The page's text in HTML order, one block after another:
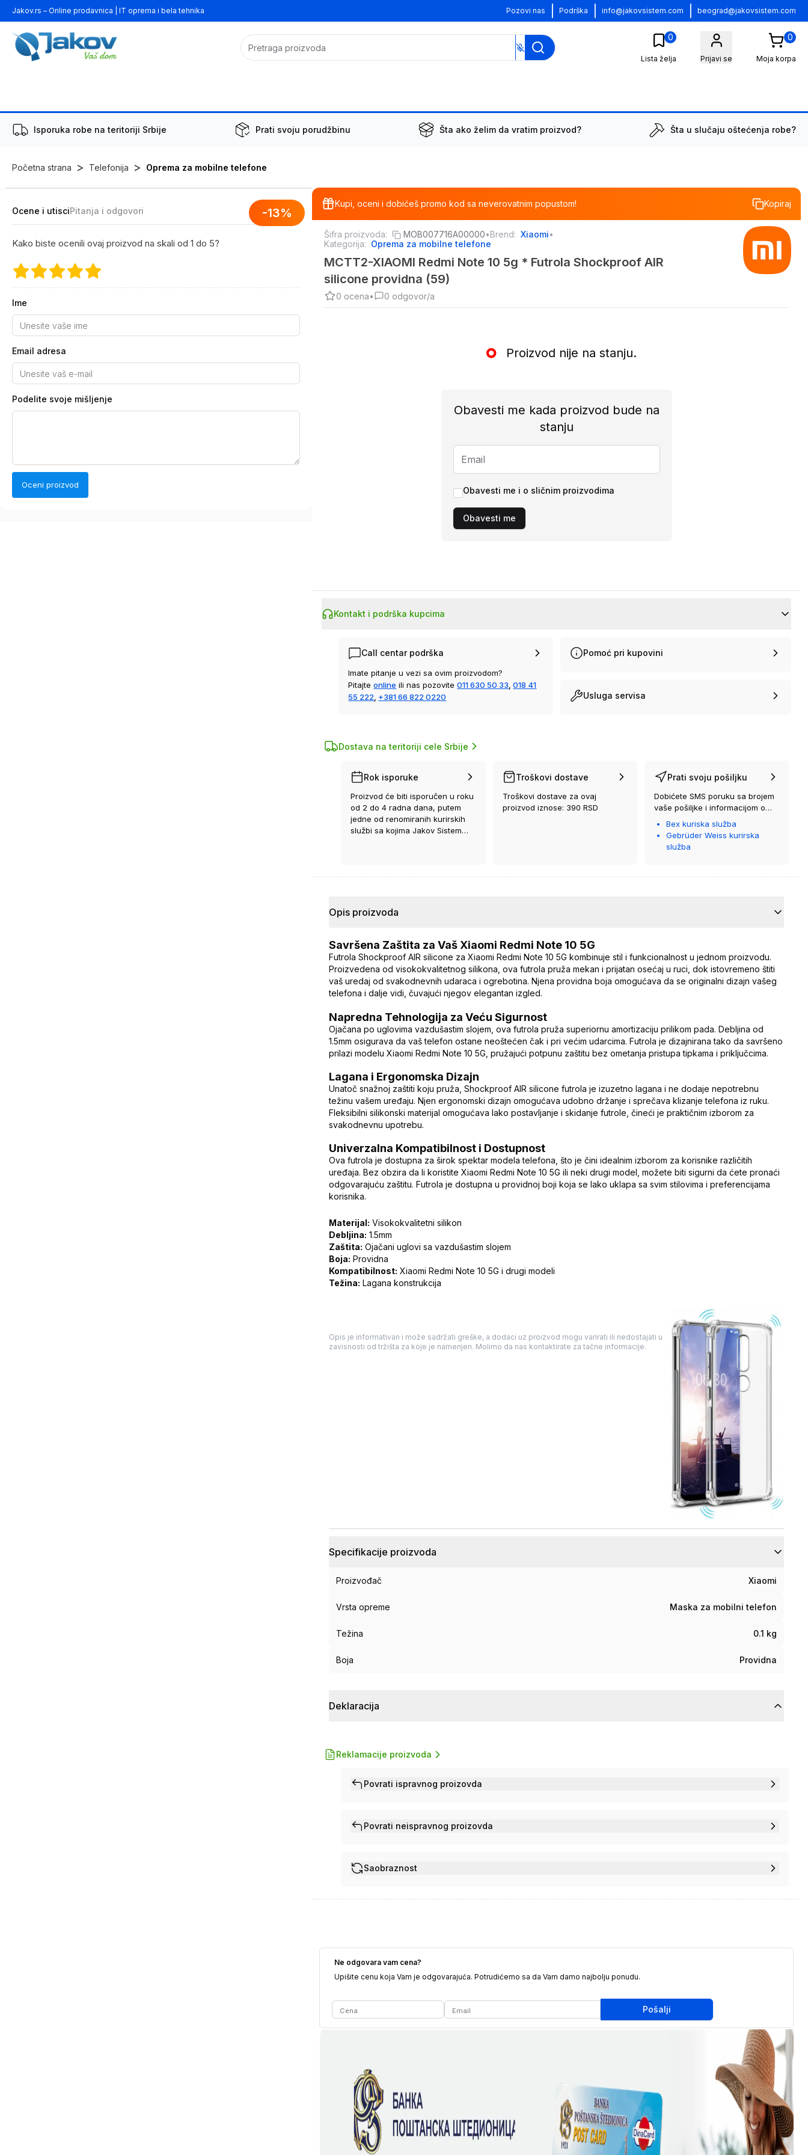
Jakov.rs – Online prodavnica | IT oprema i bela tehnika Pozovi nas Podrška info@jakovsistem.com beograd@jakovsistem.com
0
Lista želja Prijavi se
0
Moja korpa
Isporuka robe na teritoriji Srbije Prati svoju porudžbinu Šta ako želim da vratim proizvod? Šta u slučaju oštećenja robe?
Početna strana > Telefonija > Oprema za mobilne telefone
-13%
Ocene i utisciPitanja i odgovori
Kako biste ocenili ovaj proizvod na skali od 1 do 5?
Ime
Email adresa
Podelite svoje mišljenje
Oceni proizvod
Kupi, oceni i dobićeš promo kod sa neverovatnim popustom! Kopiraj
Šifra proizvoda: MOB007716A00000•Brend: Xiaomi•
Kategorija: Oprema za mobilne telefone
MCTT2-XIAOMI Redmi Note 10 5g * Futrola Shockproof AIR
silicone providna (59)
0 ocena• 0 odgovor/a
Proizvod nije na stanju.
Obavesti me kada proizvod bude na
stanju
Obavesti me i o sličnim proizvodima
Obavesti me
Kontakt i podrška kupcima
Call centar podrška
Imate pitanje u vezi sa ovim proizvodom?
Pitajte online ili nas pozovite 011 630 50 33 018 41
55 222 +381 66 822 0220
Pomoć pri kupovini
Usluga servisa
Dostava na teritoriji cele Srbije
Rok isporuke
Proizvod će biti isporučen u roku
od 2 do 4 radna dana, putem
jedne od renomiranih kurirskih
službi sa kojima Jakov Sistem
Troškovi dostave
Troškovi dostave za ovaj
proizvod iznose: 390 RSD
Prati svoju pošiljku
Dobićete SMS poruku sa brojem
vaše pošiljke i informacijom o
kurirskoj službi koja će vam je
Bex kuriska služba
Gebrüder Weiss kurirska
služba
Opis proizvoda
Savršena Zaštita za Vaš Xiaomi Redmi Note 10 5G
Futrola Shockproof AIR silicone za Xiaomi Redmi Note 10 5G kombinuje stil i funkcionalnost u jednom proizvodu.
Proizvedena od visokokvalitetnog silikona, ova futrola pruža mekan i prijatan osećaj u ruci, dok istovremeno štiti
vaš uredaj od svakodnevnih udaraca i ogrebotina. Njena providna boja omogućava da se originalni dizajn vašeg
telefona i dalje vidi, čuvajući njegov elegantan izgled.
Napredna Tehnologija za Veću Sigurnost
Ojačana po uglovima vazdušastim slojem, ova futrola pruža superiornu amortizaciju prilikom pada. Debljina od
1.5mm osigurava da vaš telefon ostane neoštećen čak i pri većim udarcima. Futrola je dizajnirana tako da savršeno
prilazi modelu Xiaomi Redmi Note 10 5G, pružajući potpunu zaštitu bez ometanja pristupa tipkama i priključcima.
Lagana i Ergonomska Dizajn
Unatoč snažnoj zaštiti koju pruža, Shockproof AIR silicone futrola je izuzetno lagana i ne dodaje nepotrebnu
težinu vašem uređaju. Njen ergonomski dizajn omogućava udobno držanje i sprečava klizanje telefona iz ruku.
Fleksibilni silikonski materijal omogućava lako postavljanje i skidanje futrole, čineći je praktičnim izborom za
svakodnevnu upotrebu.
Univerzalna Kompatibilnost i Dostupnost
Ova futrola je dostupna za širok spektar modela telefona, što je čini idealnim izborom za korisnike različitih
uređaja. Bez obzira da li koristite Xiaomi Redmi Note 10 5G ili neki drugi model, možete biti sigurni da ćete pronaći
odgovarajuću zaštitu. Futrola je dostupna u providnoj boji koja se lako uklapa sa svim stilovima i preferencijama
korisnika.
Materijal: Visokokvalitetni silikon
Debljina: 1.5mm
Zaštita: Ojačani uglovi sa vazdušastim slojem
Boja: Providna
Kompatibilnost: Xiaomi Redmi Note 10 5G i drugi modeli
Težina: Lagana konstrukcija
Opis je informativan i može sadržati greške, a dodaci uz proizvod mogu varirati ili nedostajati u
zavisnosti od tržišta za koje je namenjen. Molimo da nas kontaktirate za tačne informacije.
Specifikacije proizvoda
Proizvođač Xiaomi
Vrsta opreme Maska za mobilni telefon
Težina 0.1 kg
Boja Providna
Deklaracija
Reklamacije proizvoda
Povrati ispravnog proizovda
Povrati neispravnog proizovda
Saobraznost
Ne odgovara vam cena?
Upišite cenu koja Vam je odgovarajuća. Potrudićemo sa da Vam damo najbolju ponudu.
Pošalji